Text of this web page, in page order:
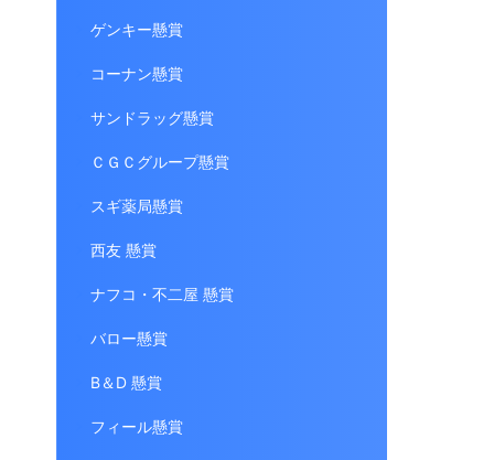
ゲンキー懸賞
コーナン懸賞
サンドラッグ懸賞
ＣＧＣグループ懸賞
スギ薬局懸賞
西友 懸賞
ナフコ・不二屋 懸賞
バロー懸賞
B＆D 懸賞
フィール懸賞